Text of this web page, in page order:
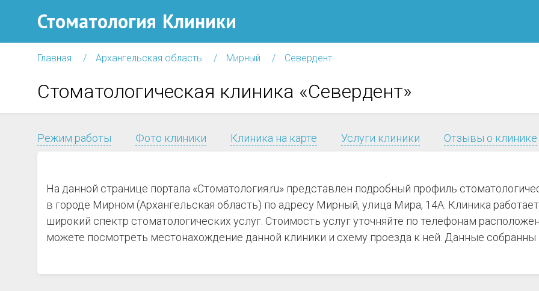
Стоматология Клиники
Главная Архангельская область Мирный Севердент
Стоматологическая клиника «Севердент»
Режим работы Фото клиники Клиника на карте Услуги клиники Отзывы о клинике
На данной странице портала «Стоматология.ru» представлен подробный профиль
в городе Мирном (Архангельская область) по адресу Мирный, улица Мира, 14А. Клиника
широкий спектр стоматологических услуг. Стоимость услуг уточняйте по телефонам
можете посмотреть местонахождение данной клиники и схему проезда к ней. Данные собранны